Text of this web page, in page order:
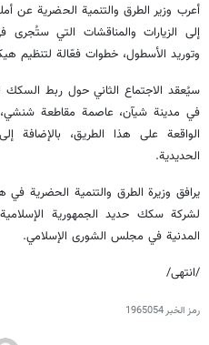
أعرب وزير الطرق والتنمية الحضرية عن
إلى الزيارات والمناقشات التي
وتوريد الأسطول، خطوات فعّالة لتنظيم
سيُعقد الاجتماع الثاني حول ربط السكك
في مدينة شيآن، عاصمة مقاطعة
الواقعة على هذا الطريق،
الحديدية.
يرافق وزيرة الطرق والتنمية الحضرية في
لشركة سكك حديد الجمهورية
المدنية في مجلس الشورى الإسلامي.
/انتهى/
رمز الخبر1965054